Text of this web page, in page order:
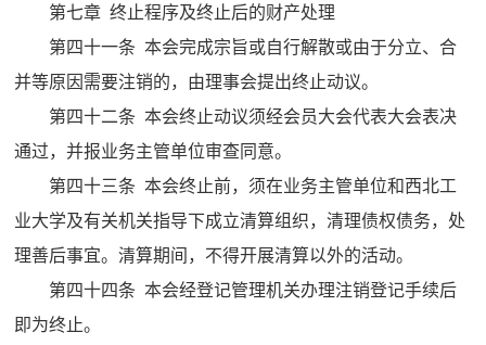
第七章 终止程序及终止后的财产处理
第四十一条 本会完成宗旨或自行解散或由于分立、合
并等原因需要注销的，由理事会提出终止动议。
第四十二条 本会终止动议须经会员大会代表大会表决
通过，并报业务主管单位审查同意。
第四十三条 本会终止前，须在业务主管单位和西北工
业大学及有关机关指导下成立清算组织，清理债权债务，处
理善后事宜。清算期间，不得开展清算以外的活动。
第四十四条 本会经登记管理机关办理注销登记手续后
即为终止。